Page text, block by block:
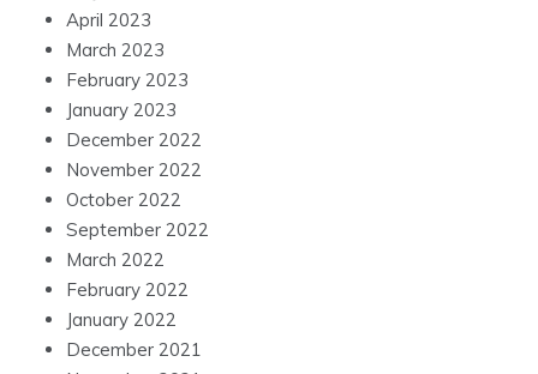
April 2023
March 2023
February 2023
January 2023
December 2022
November 2022
October 2022
September 2022
March 2022
February 2022
January 2022
December 2021